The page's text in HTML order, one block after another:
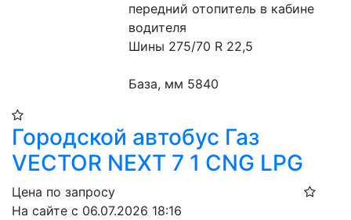
передний отопитель в кабине
водителя
Шины 275/70 R 22,5
База, мм 5840
Городской автобус Газ
VECTOR NEXT 7 1 CNG LPG
Цена по запросу
На сайте с 06.07.2026 18:16